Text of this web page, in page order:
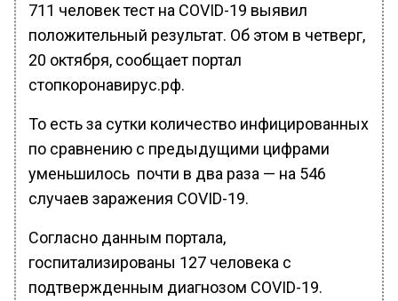
711 человек тест на COVID-19 выявил
положительный результат. Об этом в четверг,
20 октября, сообщает портал
стопкоронавирус.рф.
То есть за сутки количество инфицированных
по сравнению с предыдущими цифрами
уменьшилось почти в два раза — на 546
случаев заражения COVID-19.
Согласно данным портала,
госпитализированы 127 человека с
подтвержденным диагнозом COVID-19.